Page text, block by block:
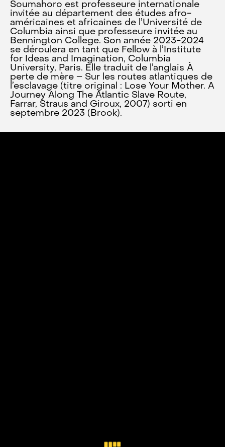
Soumahoro est professeure internationale
invitée au département des études afro-
américaines et africaines de l’Université de
Columbia ainsi que professeure invitée au
Bennington College. Son année 2023-2024
se déroulera en tant que Fellow à l’Institute
for Ideas and Imagination, Columbia
University, Paris. Elle traduit de l’anglais À
perte de mère – Sur les routes atlantiques de
l’esclavage (titre original : Lose Your Mother. A
Journey Along The Atlantic Slave Route,
Farrar, Straus and Giroux, 2007) sorti en
septembre 2023 (Brook).